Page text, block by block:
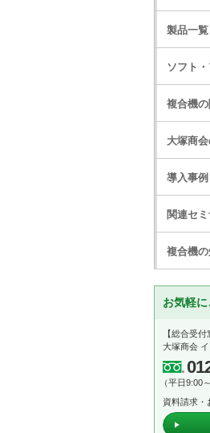
製品一覧
ソフト
複合機
大塚商
導入事例
関連セ
複合機の
お気軽に
【総合受付
大塚商会
（平日9:00
資料請求・